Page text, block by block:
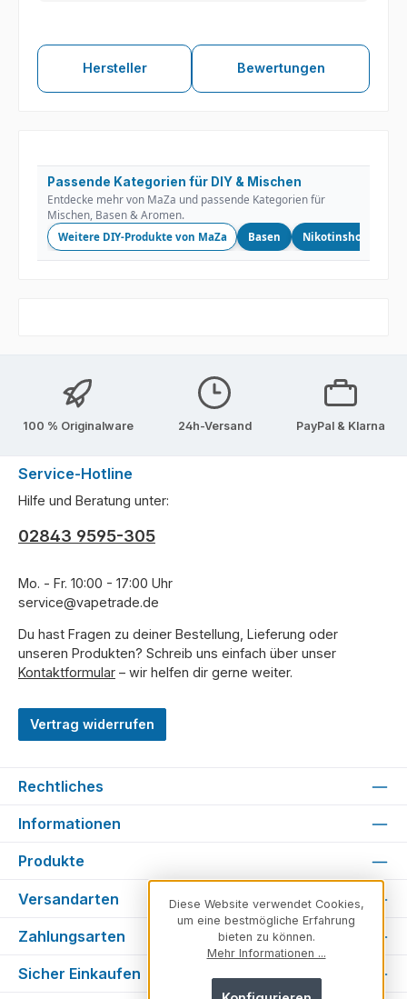
Hersteller Bewertungen
Passende Kategorien für DIY & Mischen
Entdecke mehr von MaZa und passende Kategorien für
Mischen, Basen & Aromen.
Weitere DIY-Produkte von MaZa Basen Nikotinshots
100 % Originalware 24h-Versand PayPal & Klarna
Service-Hotline
Hilfe und Beratung unter:
02843 9595-305
Mo. - Fr. 10:00 - 17:00 Uhr
service@vapetrade.de
Du hast Fragen zu deiner Bestellung, Lieferung oder
unseren Produkten? Schreib uns einfach über unser
Kontaktformular – wir helfen dir gerne weiter.
Vertrag widerrufen
Rechtliches
Informationen
Produkte
Versandarten
Zahlungsarten
Sicher Einkaufen
Diese Website verwendet Cookies,
um eine bestmögliche Erfahrung
bieten zu können.
Mehr Informationen ...